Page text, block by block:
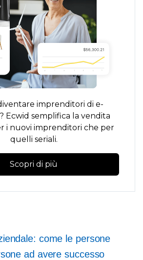
imprenditori di e-
Ecwid semplifica la vendita
i nuovi imprenditori che per
quelli seriali.
Scopri di più
come le persone
ad avere successo